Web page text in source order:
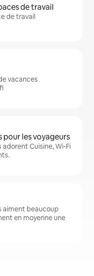
de travail
de travail
vacances
les voyageurs
Cuisine, Wi-Fi
aiment beaucoup
en moyenne une